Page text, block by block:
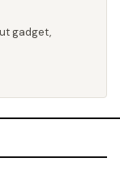
gadget,